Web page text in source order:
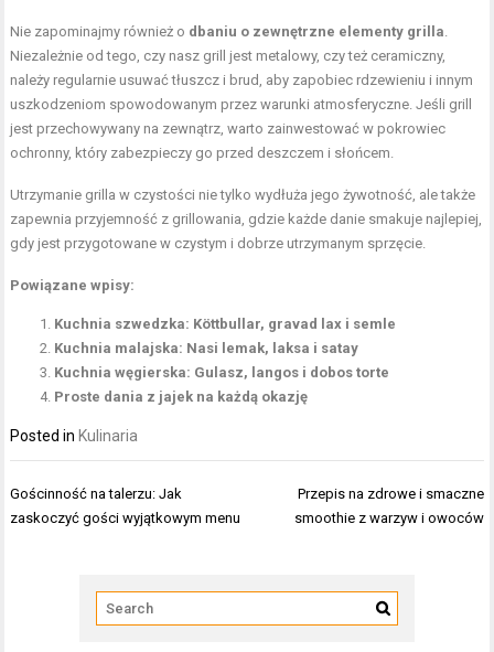
Nie zapominajmy również o dbaniu o zewnętrzne elementy grilla
Niezależnie od tego, czy nasz grill jest metalowy, czy też ceramiczny,
należy regularnie usuwać tłuszcz i brud, aby zapobiec rdzewieniu i innym
uszkodzeniom spowodowanym przez warunki atmosferyczne. Jeśli grill
jest przechowywany na zewnątrz, warto zainwestować w pokrowiec
ochronny, który zabezpieczy go przed deszczem i słońcem.
Utrzymanie grilla w czystości nie tylko wydłuża jego żywotność, ale także
zapewnia przyjemność z grillowania, gdzie każde danie smakuje najlepiej,
gdy jest przygotowane w czystym i dobrze utrzymanym sprzęcie.
Powiązane wpisy:
Kuchnia szwedzka: Köttbullar, gravad lax i semle
Kuchnia malajska: Nasi lemak, laksa i satay
Kuchnia węgierska: Gulasz, langos i dobos torte
Proste dania z jajek na każdą okazję
Posted inKulinaria
Nawigacja
wpisu
Gościnność na talerzu: Jak
zaskoczyć gości wyjątkowym menu
Przepis na zdrowe i smaczne
smoothie z warzyw i owoców